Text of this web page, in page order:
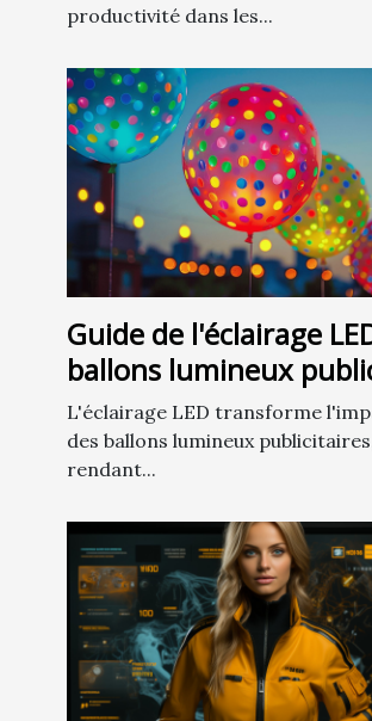
productivité dans les...
Guide de l'éclairage
ballons lumineux
L'éclairage LED transforme
des ballons lumineux
rendant...